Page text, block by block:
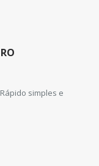
simples e